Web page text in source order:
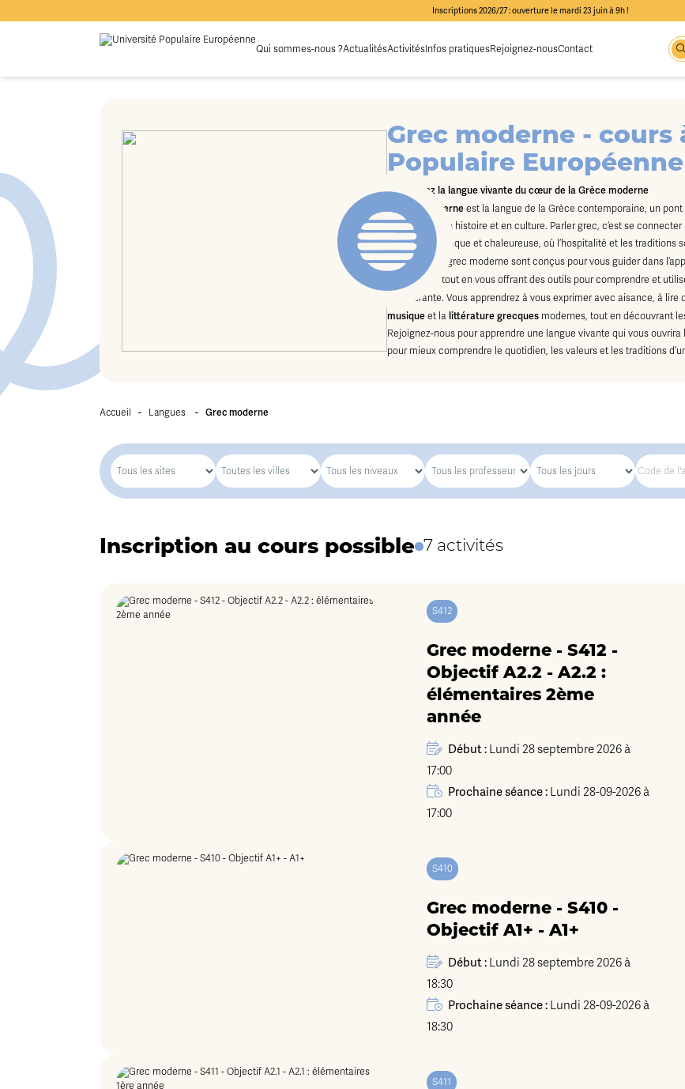
Inscriptions 2026/27 : ouverture le mardi 23 juin à 9h !
Qui sommes-nous ?ActualitésActivitésInfos pratiquesRejoignez-nousContact
Grec moderne - cours
Populaire Européenne
Découvrez la langue vivante du cœur de la Grèce moderne
Le grec moderne est la langue de la Grèce contemporaine, un
nation riche en histoire et en culture. Parler grec, c’est se
société dynamique et chaleureuse, où l’hospitalité et les traditions
Nos cours de grec moderne sont conçus pour vous guider dans
vocabulaire
tout en vous offrant des outils pour comprendre et
vie courante. Vous apprendrez à vous exprimer avec aisance, à
musique et la littérature grecques modernes, tout en découvrant
Rejoignez-nous pour apprendre une langue vivante qui vous
pour mieux comprendre le quotidien, les valeurs et les traditions
Accueil - Langues - Grec moderne
Inscription au cours possible 7 activités
S412
Grec moderne - S412 -
Objectif A2.2 - A2.2 :
élémentaires 2ème
année
Début : Lundi 28 septembre 2026 à
17:00
Prochaine séance : Lundi 28-09-2026 à
17:00
S410
Grec moderne - S410 -
Objectif A1+ - A1+
Début : Lundi 28 septembre 2026 à
18:30
Prochaine séance : Lundi 28-09-2026 à
18:30
S411